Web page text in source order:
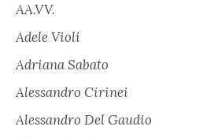
AA.VV.
Adele Violi
Adriana Sabato
Alessandro Cirinei
Alessandro Del Gaudio